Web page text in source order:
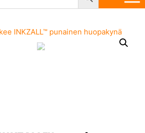
punainen huopakynä